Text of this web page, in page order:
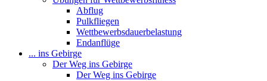
Abflug
Pulkfliegen
Wettbewerbsdauerbelastung
Endanflüge
... ins Gebirge
Der Weg ins Gebirge
Der Weg ins Gebirge